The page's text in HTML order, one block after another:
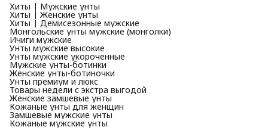
Хиты | Мужские унты
Хиты | Женские унты
Хиты | Демисезонные мужские
Монгольские унты мужские (монголки)
Ичиги мужские
Унты мужские высокие
Унты мужские укороченные
Мужские унты-ботинки
Женские унты-ботиночки
Унты премиум и люкс
Товары недели с экстра выгодой
Женские замшевые унты
Кожаные унты для женщин
Замшевые мужские унты
Кожаные мужские унты